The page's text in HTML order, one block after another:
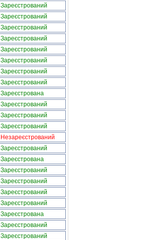
Зареєстрований
Зареєстрований
Зареєстрований
Зареєстрований
Зареєстрований
Зареєстрований
Зареєстрований
Зареєстрований
Зареєстрована
Зареєстрований
Зареєстрований
Зареєстрований
Незареєстрований
Зареєстрований
Зареєстрована
Зареєстрований
Зареєстрований
Зареєстрований
Зареєстрований
Зареєстрована
Зареєстрований
Зареєстрований